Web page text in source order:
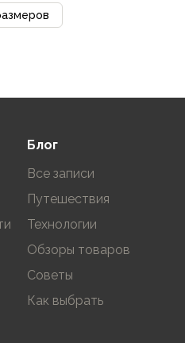
Блог
Все записи
Путешествия
Технологии
Обзоры товаров
Советы
Как выбрать